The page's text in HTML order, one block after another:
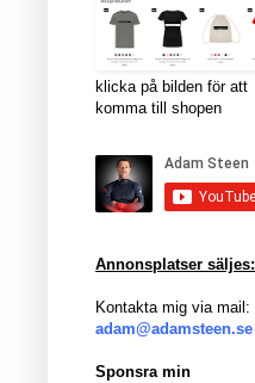
klicka på bilden för att
komma till shopen
Annonsplatser säljes:
Kontakta mig via mail:
adam@adamsteen.se
Sponsra min